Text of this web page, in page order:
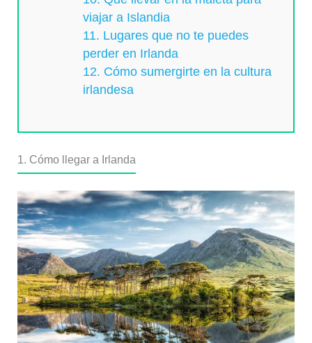
viajar a Islandia
11. Lugares que no te puedes
perder en Irlanda
12. Cómo sumergirte en la cultura
irlandesa
1. Cómo llegar a Irlanda